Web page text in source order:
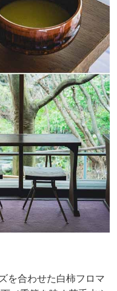
を合わせた白柿フロマ